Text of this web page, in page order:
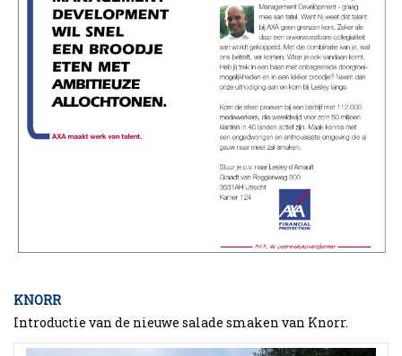
KNORR
Introductie van de nieuwe salade smaken van Knorr.